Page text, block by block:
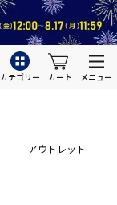
カテゴリー カート メニュー
アウトレット